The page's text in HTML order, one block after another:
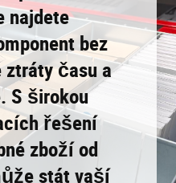
najdete
bez
ztráty času a
S širokou
řešení
zboží od
stát vaší